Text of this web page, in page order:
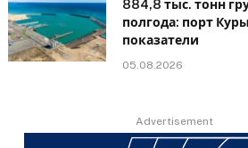
884,8 тыс. тонн
полгода: порт
показатели
05.08.2026
Advertisement